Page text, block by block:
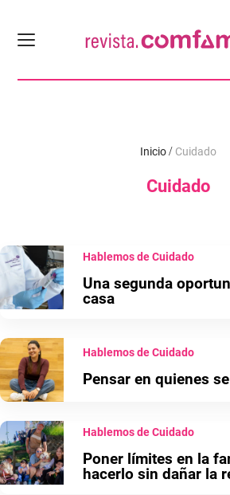
Inicio Cuidado
Cuidado
Hablemos de Cuidado
Una segunda
casa
Hablemos de Cuidado
Pensar en quienes
Hablemos de Cuidado
Poner límites en la
hacerlo sin dañar la